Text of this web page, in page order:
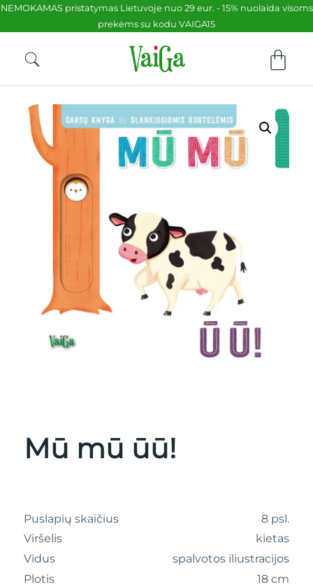
NEMOKAMAS pristatymas Lietuvoje nuo 29 eur. - 15% nuolaida visoms
prekėms su kodu VAIGA15
Mū mū ūū!
Puslapių skaičius
8 psl.
Viršelis
kietas
Vidus
spalvotos iliustracijos
Plotis
18 cm